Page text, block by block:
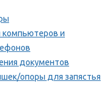
компьютеров и
документов
опоры для запястья